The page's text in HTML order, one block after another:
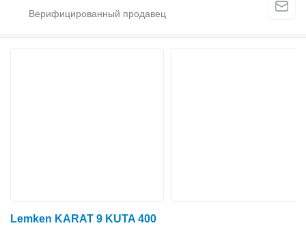
Lemken KARAT 9 KUTA 400